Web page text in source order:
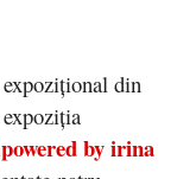
din
by irina